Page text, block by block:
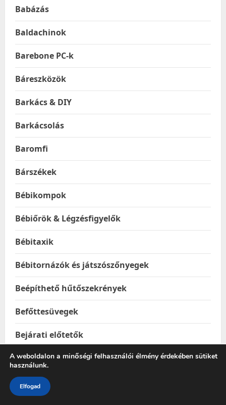
Babázás
Baldachinok
Barebone PC-k
Báreszközök
Barkács & DIY
Barkácsolás
Baromfi
Bárszékek
Bébikompok
Bébiőrök & Légzésfigyelők
Bébitaxik
Bébitornázók és játszószőnyegek
Beépíthető hűtőszekrények
Befőttesüvegek
Bejárati előtetők
Belátásgátlók
Belső merevlemezek
A weboldalon a minőségi felhasználói élmény érdekében sütiket
használunk.
Elfogad